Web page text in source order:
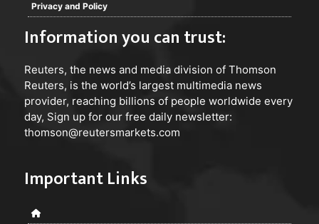
Privacy and Policy
Information you can trust:
Reuters, the news and media division of Thomson
Reuters, is the world’s largest multimedia news
provider, reaching billions of people worldwide every
day, Sign up for our free daily newsletter:
thomson@reutersmarkets.com
Important Links